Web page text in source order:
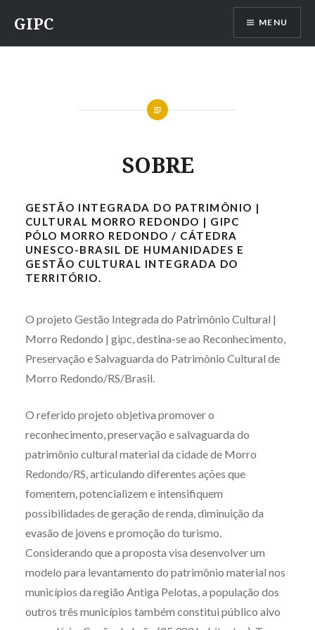
para
conteúdo
GIPC MENU
SOBRE
GESTÃO INTEGRADA DO PATRIMÔNIO |
CULTURAL MORRO REDONDO | GIPC
PÓLO MORRO REDONDO / CÁTEDRA
UNESCO-BRASIL DE HUMANIDADES E
GESTÃO CULTURAL INTEGRADA DO
TERRITÓRIO.
O projeto Gestão Integrada do Patrimônio Cultural |
Morro Redondo | gipc, destina-se ao Reconhecimento,
Preservação e Salvaguarda do Patrimônio Cultural de
Morro Redondo/RS/Brasil.
O referido projeto objetiva promover o
reconhecimento, preservação e salvaguarda do
patrimônio cultural material da cidade de Morro
Redondo/RS, articulando diferentes ações que
fomentem, potencializem e intensifiquem
possibilidades de geração de renda, diminuição da
evasão de jovens e promoção do turismo.
Considerando que a proposta visa desenvolver um
modelo para levantamento do patrimônio material nos
municípios da região Antiga Pelotas, a população dos
outros três municípios também constitui público alvo